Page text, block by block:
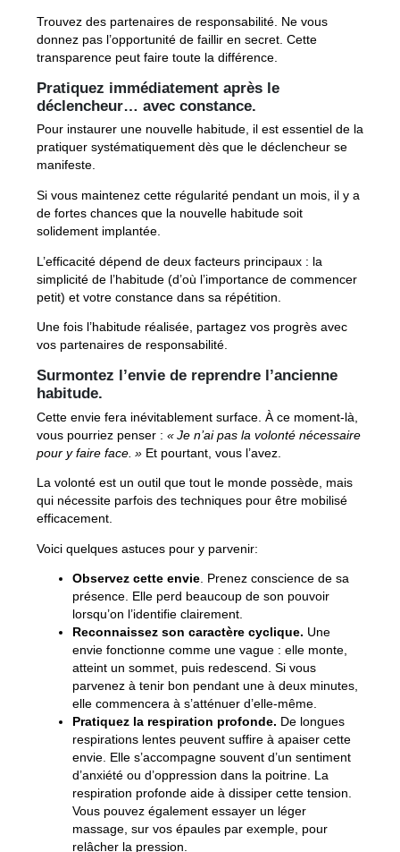
Trouvez des partenaires de responsabilité. Ne vous
donnez pas l’opportunité de faillir en secret. Cette
transparence peut faire toute la différence.
Pratiquez immédiatement après le
déclencheur… avec constance.
Pour instaurer une nouvelle habitude, il est essentiel de la
pratiquer systématiquement dès que le déclencheur se
manifeste.
Si vous maintenez cette régularité pendant un mois, il y a
de fortes chances que la nouvelle habitude soit
solidement implantée.
L’efficacité dépend de deux facteurs principaux : la
simplicité de l’habitude (d’où l’importance de commencer
petit) et votre constance dans sa répétition.
Une fois l’habitude réalisée, partagez vos progrès avec
vos partenaires de responsabilité.
Surmontez l’envie de reprendre l’ancienne
habitude.
Cette envie fera inévitablement surface. À ce moment-là,
vous pourriez penser : « Je n’ai pas la volonté nécessaire
pour y faire face. »Et pourtant, vous l’avez.
La volonté est un outil que tout le monde possède, mais
qui nécessite parfois des techniques pour être mobilisé
efficacement.
Voici quelques astuces pour y parvenir:
Observez cette envie. Prenez conscience de sa
présence. Elle perd beaucoup de son pouvoir
lorsqu’on l’identifie clairement.
Reconnaissez son caractère cyclique. Une
envie fonctionne comme une vague : elle monte,
atteint un sommet, puis redescend. Si vous
parvenez à tenir bon pendant une à deux minutes,
elle commencera à s’atténuer d’elle-même.
Pratiquez la respiration profonde. De longues
respirations lentes peuvent suffire à apaiser cette
envie. Elle s’accompagne souvent d’un sentiment
d’anxiété ou d’oppression dans la poitrine. La
respiration profonde aide à dissiper cette tension.
Vous pouvez également essayer un léger
massage, sur vos épaules par exemple, pour
relâcher la pression.